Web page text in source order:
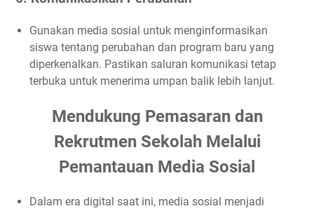
Gunakan media sosial untuk menginformasikan
siswa tentang perubahan dan program baru yang
diperkenalkan. Pastikan saluran komunikasi tetap
terbuka untuk menerima umpan balik lebih lanjut.
Mendukung Pemasaran dan
Rekrutmen Sekolah Melalui
Pemantauan Media Sosial
Dalam era digital saat ini, media sosial menjadi